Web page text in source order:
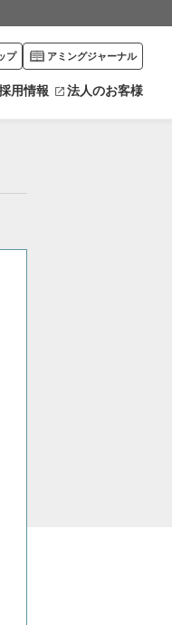
プ アミングジャーナル
用情報 法人のお客様